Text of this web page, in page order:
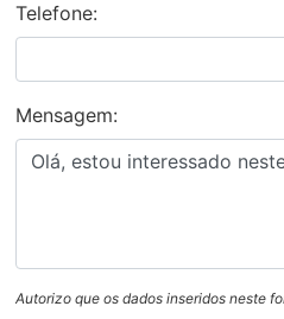
Telefone:
Mensagem:
Autorizo que os dados inseridos neste